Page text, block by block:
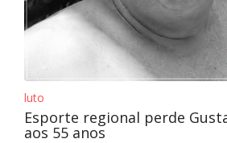
luto
Esporte regional perde
aos 55 anos